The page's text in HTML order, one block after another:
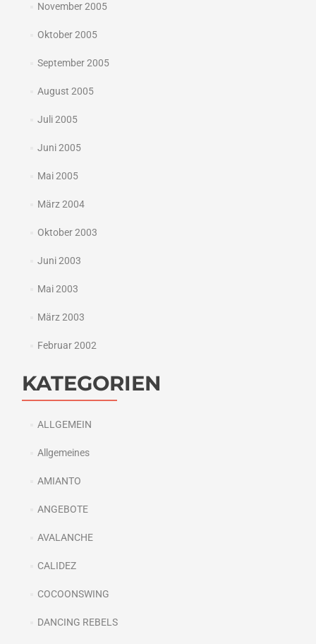
November 2005
Oktober 2005
September 2005
August 2005
Juli 2005
Juni 2005
Mai 2005
März 2004
Oktober 2003
Juni 2003
Mai 2003
März 2003
Februar 2002
KATEGORIEN
ALLGEMEIN
Allgemeines
AMIANTO
ANGEBOTE
AVALANCHE
CALIDEZ
COCOONSWING
DANCING REBELS